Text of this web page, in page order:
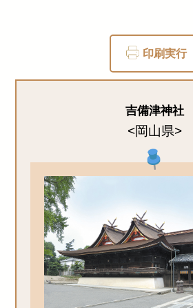
印刷実行
吉備津神社
<岡山県>